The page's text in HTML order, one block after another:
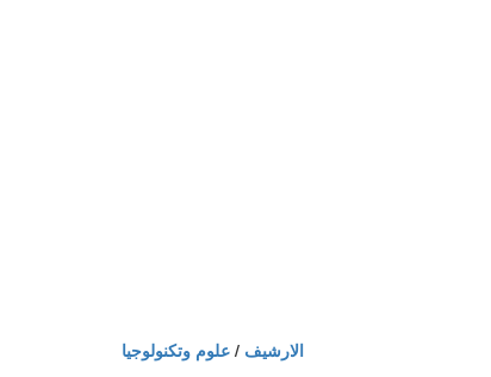
الارشيف / علوم وتكنولوجيا